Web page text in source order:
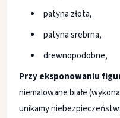
patyna złota,
patyna srebrna,
drewnopodobne,
Przy eksponowaniu
niemalowane białe
unikamy